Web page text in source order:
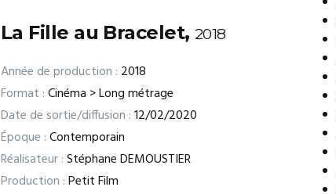
La Fille au Bracelet, 2018
Année de production : 2018
Format :Cinéma > Long métrage
Date de sortie/diffusion :12/02/2020
Époque :Contemporain
Réalisateur :Stéphane DEMOUSTIER
Production :Petit Film